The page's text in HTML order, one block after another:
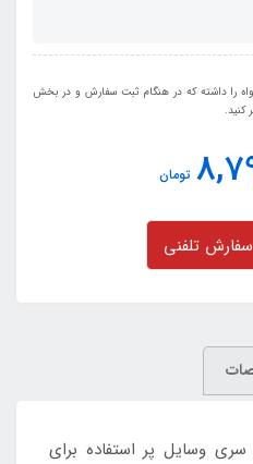
را داشته که در هنگام ثبت سفارش و در بخش
کنید.
تومان
تلفنی
سری وسایل پر استفاده برای